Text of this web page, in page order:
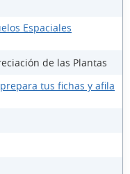
Espaciales
de las Plantas
tus fichas y afila